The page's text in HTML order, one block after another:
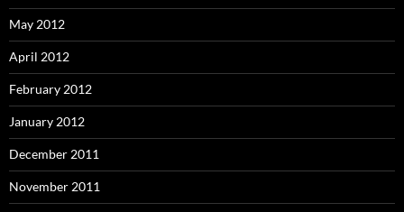
May 2012
April 2012
February 2012
January 2012
December 2011
November 2011